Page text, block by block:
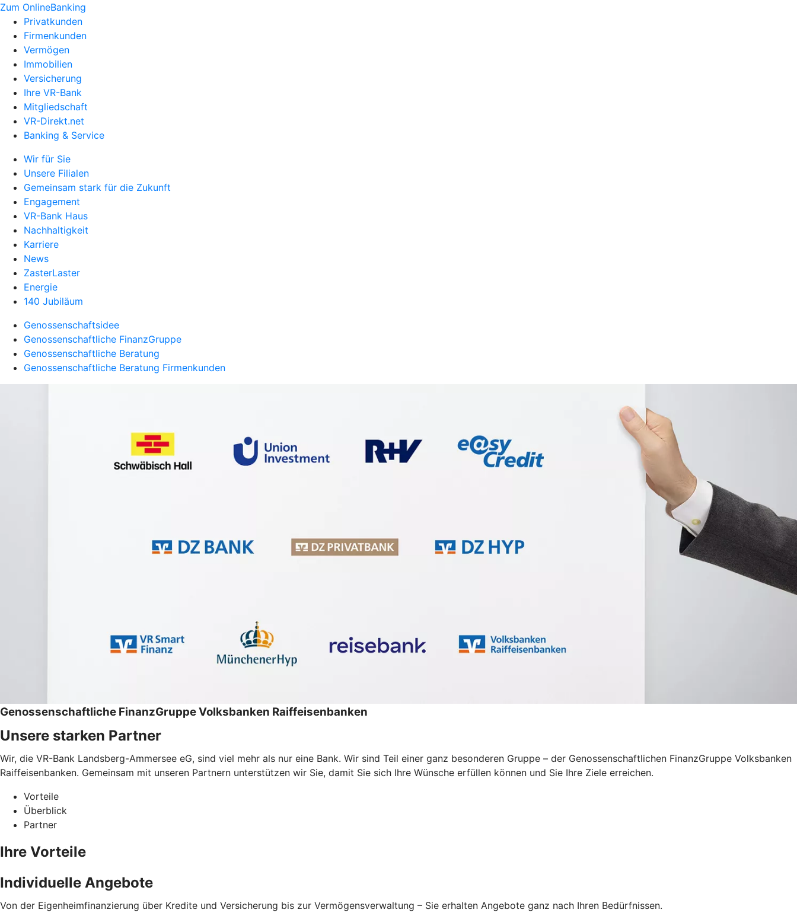
Zum OnlineBanking
Privatkunden
Firmenkunden
Vermögen
Immobilien
Versicherung
Ihre VR-Bank
Mitgliedschaft
VR-Direkt.net
Banking & Service
Wir für Sie
Unsere Filialen
Gemeinsam stark für die Zukunft
Engagement
VR-Bank Haus
Nachhaltigkeit
Karriere
News
ZasterLaster
Energie
140 Jubiläum
Genossenschaftsidee
Genossenschaftliche FinanzGruppe
Genossenschaftliche Beratung
Genossenschaftliche Beratung Firmenkunden
Genossenschaftliche FinanzGruppe Volksbanken Raiffeisenbanken
Unsere starken Partner
Wir, die VR-Bank Landsberg-Ammersee eG, sind viel mehr als nur eine Bank. Wir sind Teil einer ganz besonderen Gruppe – der Genossenschaftlichen FinanzGruppe Volksbanken
Raiffeisenbanken. Gemeinsam mit unseren Partnern unterstützen wir Sie, damit Sie sich Ihre Wünsche erfüllen können und Sie Ihre Ziele erreichen.
Vorteile
Überblick
Partner
Ihre Vorteile
Individuelle Angebote
Von der Eigenheimfinanzierung über Kredite und Versicherung bis zur Vermögensverwaltung – Sie erhalten Angebote ganz nach Ihren Bedürfnissen.